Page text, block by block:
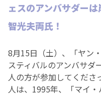
ェスのアンバサダー
智光夫両氏！
8月15日（土）、「ヤン
スティバルのアンバサダ
人の方が参加してくださ
人は、1995年、「マイ